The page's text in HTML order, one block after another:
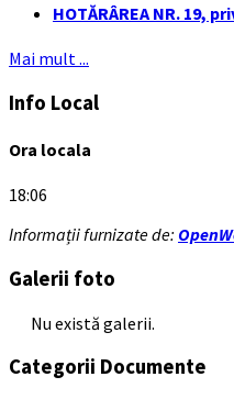
HOTĂRÂREA NR.
Mai mult ...
Info Local
Ora locala
18:06
Informații furnizate de:
Galerii foto
Nu există galerii.
Categorii Documente